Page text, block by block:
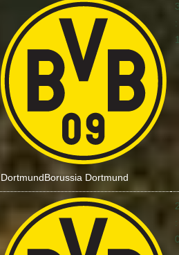
DortmundBorussia Dortmund
:
: